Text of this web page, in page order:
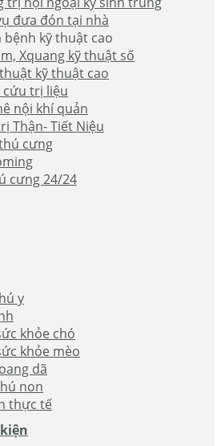
đưa đón tại nhà
bệnh kỹ thuật cao
Xquang kỹ thuật số
kỹ thuật cao
cứu trị liệu
nội khí quản
Thận- Tiết Niệu
cưng
cưng 24/24
y
khỏe chó
khỏe mèo
dã
non
thực tế